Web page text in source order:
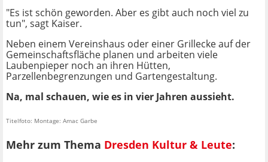
"Es ist schön geworden. Aber es gibt auch noch viel zu
tun", sagt Kaiser.
Neben einem Vereinshaus oder einer Grillecke auf der
Gemeinschaftsfläche planen und arbeiten viele
Laubenpieper noch an ihren Hütten,
Parzellenbegrenzungen und Gartengestaltung.
Na, mal schauen, wie es in vier Jahren aussieht.
Titelfoto: Montage: Amac Garbe
Mehr zum Thema Dresden Kultur & Leute: